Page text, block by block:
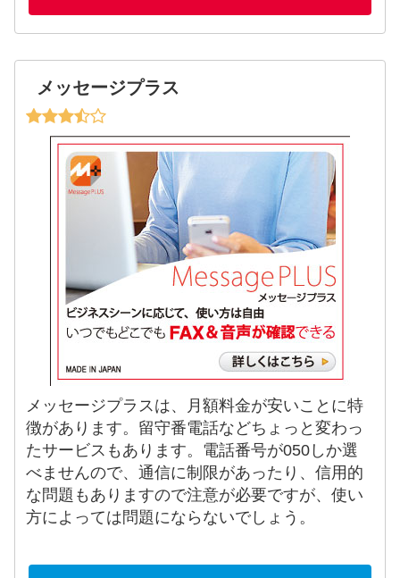
メッセージプラス
メッセージプラスは、月額料金が安いことに特
徴があります。留守番電話などちょっと変わっ
たサービスもあります。電話番号が050しか選
べませんので、通信に制限があったり、信用的
な問題もありますので注意が必要ですが、使い
方によっては問題にならないでしょう。